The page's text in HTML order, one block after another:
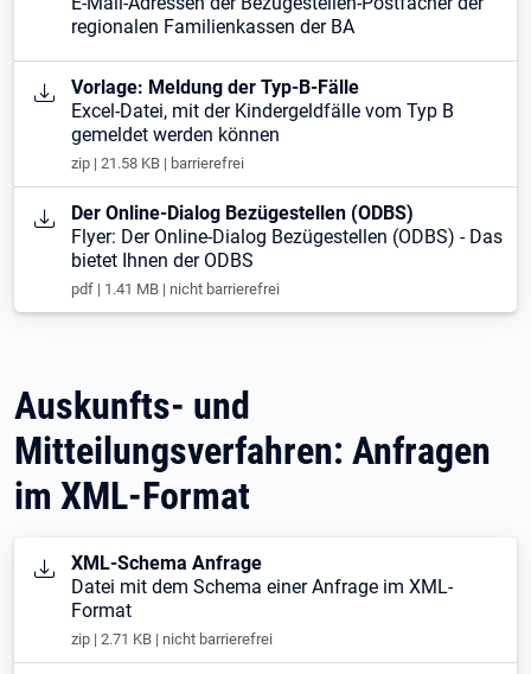
regionalen Familienkassen der BA
Öffnet in neuem Tab
Vorlage: Meldung der Typ-B-Fälle
Excel-Datei, mit der Kindergeldfälle vom Typ B
gemeldet werden können
zip | 21.58 KB | barrierefrei
Öffnet in neuem Tab
Der Online-Dialog Bezügestellen (ODBS)
Flyer: Der Online-Dialog Bezügestellen (ODBS) - Das
bietet Ihnen der ODBS
pdf | 1.41 MB | nicht barrierefrei
Auskunfts- und
Mitteilungsverfahren: Anfragen
im XML-Format
Öffnet in neuem Tab
XML-Schema Anfrage
Datei mit dem Schema einer Anfrage im XML-
Format
zip | 2.71 KB | nicht barrierefrei